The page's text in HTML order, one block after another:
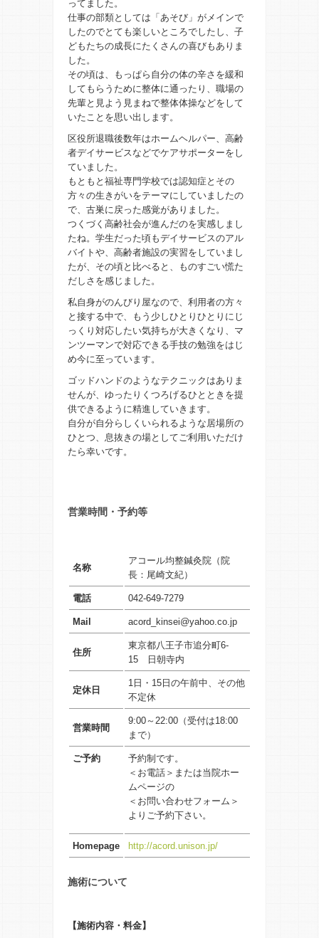
ってました。
仕事の部類としては「あそび」がメインで
したのでとても楽しいところでしたし、子
どもたちの成長にたくさんの喜びもありま
した。
その頃は、もっぱら自分の体の辛さを緩和
してもらうために整体に通ったり、職場の
先輩と見よう見まねで整体体操などをして
いたことを思い出します。
区役所退職後数年はホームヘルパー、高齢
者デイサービスなどでケアサポーターをし
ていました。
もともと福祉専門学校では認知症とその
方々の生きがいをテーマにしていましたの
で、古巣に戻った感覚がありました。
つくづく高齢社会が進んだのを実感しまし
たね。学生だった頃もデイサービスのアル
バイトや、高齢者施設の実習をしていまし
たが、その頃と比べると、ものすごい慌た
だしさを感じました。
私自身がのんびり屋なので、利用者の方々
と接する中で、もう少しひとりひとりにじ
っくり対応したい気持ちが大きくなり、マ
ンツーマンで対応できる手技の勉強をはじ
め今に至っています。
ゴッドハンドのようなテクニックはありま
せんが、ゆったりくつろげるひとときを提
供できるように精進していきます。
自分が自分らしくいられるような居場所の
ひとつ、息抜きの場としてご利用いただけ
たら幸いです。
営業時間・予約等
名称
アコール均整鍼灸院（院
長：尾崎文紀）
電話 042-649-7279
Mail acord_kinsei@yahoo.co.jp
住所
東京都八王子市追分町6-
15 日朝寺内
定休日
1日・15日の午前中、その他
不定休
営業時間
9:00～22:00（受付は18:00
まで）
ご予約
予約制です。
＜お電話＞または当院ホー
ムページの
＜お問い合わせフォーム＞
よりご予約下さい。
Homepage http://acord.unison.jp/
施術について
【施術内容・料金】